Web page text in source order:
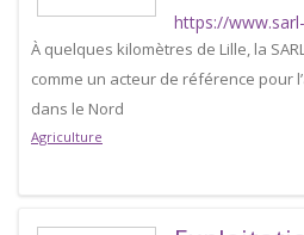
https://
À quelques kilomètres de Lille, la
comme un acteur de référence pour
dans le Nord
Agriculture